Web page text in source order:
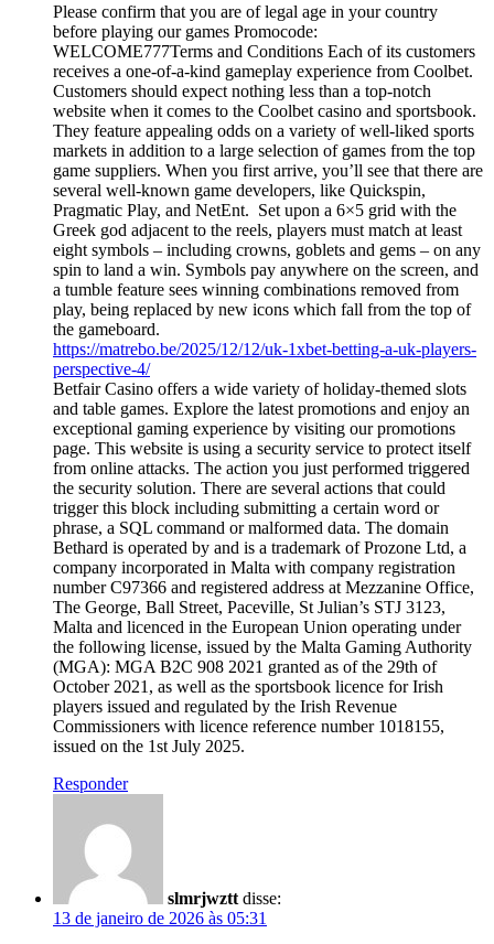
Please confirm that you are of legal age in your country
before playing our games Promocode:
WELCOME777Terms and Conditions Each of its customers
receives a one-of-a-kind gameplay experience from Coolbet.
Customers should expect nothing less than a top-notch
website when it comes to the Coolbet casino and sportsbook.
They feature appealing odds on a variety of well-liked sports
markets in addition to a large selection of games from the top
game suppliers. When you first arrive, you’ll see that there are
several well-known game developers, like Quickspin,
Pragmatic Play, and NetEnt. Set upon a 6×5 grid with the
Greek god adjacent to the reels, players must match at least
eight symbols – including crowns, goblets and gems – on any
spin to land a win. Symbols pay anywhere on the screen, and
a tumble feature sees winning combinations removed from
play, being replaced by new icons which fall from the top of
the gameboard.
https://matrebo.be/2025/12/12/uk-1xbet-betting-a-uk-players-
perspective-4/
Betfair Casino offers a wide variety of holiday-themed slots
and table games. Explore the latest promotions and enjoy an
exceptional gaming experience by visiting our promotions
page. This website is using a security service to protect itself
from online attacks. The action you just performed triggered
the security solution. There are several actions that could
trigger this block including submitting a certain word or
phrase, a SQL command or malformed data. The domain
Bethard is operated by and is a trademark of Prozone Ltd, a
company incorporated in Malta with company registration
number C97366 and registered address at Mezzanine Office,
The George, Ball Street, Paceville, St Julian’s STJ 3123,
Malta and licenced in the European Union operating under
the following license, issued by the Malta Gaming Authority
(MGA): MGA B2C 908 2021 granted as of the 29th of
October 2021, as well as the sportsbook licence for Irish
players issued and regulated by the Irish Revenue
Commissioners with licence reference number 1018155,
issued on the 1st July 2025.
Responder
slmrjwztt disse:
13 de janeiro de 2026 às 05:31